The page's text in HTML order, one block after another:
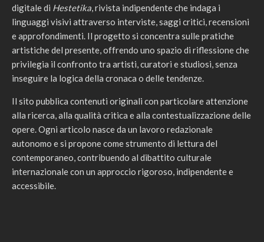
digitale di Hestetika, rivista indipendente che indaga i
linguaggi visivi attraverso interviste, saggi critici, recensioni
e approfondimenti. Il progetto si concentra sulle pratiche
artistiche del presente, offrendo uno spazio di riflessione che
privilegia il confronto tra artisti, curatori e studiosi, senza
inseguire la logica della cronaca o delle tendenze.
Il sito pubblica contenuti originali con particolare attenzione
alla ricerca, alla qualità critica e alla contestualizzazione delle
opere. Ogni articolo nasce da un lavoro redazionale
autonomo e si propone come strumento di lettura del
contemporaneo, contribuendo al dibattito culturale
internazionale con un approccio rigoroso, indipendente e
accessibile.